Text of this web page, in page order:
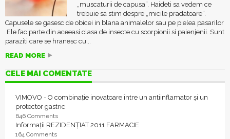
„muscaturii de capusa”. Haideti sa vedem ce
trebuie sa stim despre „micile pradatoare”.
Capusele se gasesc de obicei in blana animalelor sau pe pielea pasarilor
.Ele fac parte din aceeasi clasa de insecte cu scorpionii si paienjenii. Sunt
paraziti care se hranesc cu...
READ MORE
CELE MAI COMENTATE
VIMOVO - O combinație inovatoare între un antiinflamator și un
protector gastric
646 Comments
Informații REZIDENȚIAT 2011 FARMACIE
164 Comments